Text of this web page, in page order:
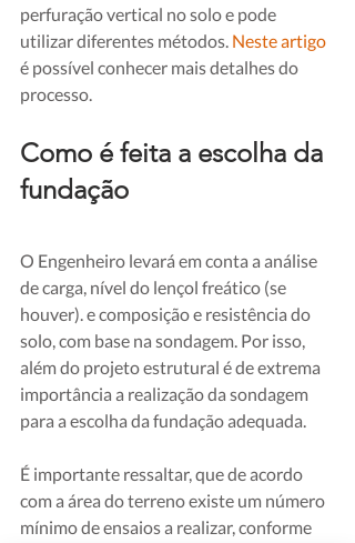
perfuração vertical no solo e pode
utilizar diferentes métodos. Neste artigo
é possível conhecer mais detalhes do
processo.
Como é feita a escolha da
fundação
O Engenheiro levará em conta a análise
de carga, nível do lençol freático (se
houver). e composição e resistência do
solo, com base na sondagem. Por isso,
além do projeto estrutural é de extrema
importância a realização da sondagem
para a escolha da fundação adequada.
É importante ressaltar, que de acordo
com a área do terreno existe um número
mínimo de ensaios a realizar, conforme